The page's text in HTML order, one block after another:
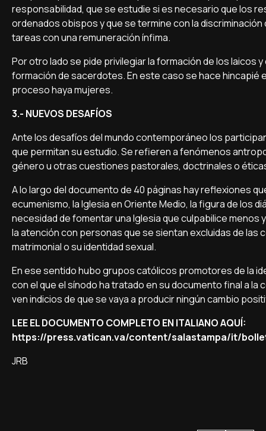
responsabilidad, que se estudie si es necesario que los
ordenados obispos y que se termine con la
tareas con una remuneración ínfima.
Por otro lado se pide privilegiar la formación de los laicos
formación de sacerdotes. En este caso se hace hincapié
proceso haya mujeres.
3.- NUEVOS DESAFÍOS
Ante los desafíos del mundo contemporáneo los
que permitan su estudio. Se refieren a fenómenos
género u otras cuestiones pastorales, doctrinales o
A lo largo del documento de 40 páginas hay reflexiones
ecumenismo, la Iglesia en Oriente Medio, la figura de los
necesidad de fomentar una Iglesia que culpabilice menos
la atención con personas que se sientan excluidas de las
matrimonial o su identidad sexual.
En ese sentido hubo grupos católicos promotores de la
con el que el sínodo ha tratado en su documento final a la
ven indicios de que se vaya a producir ningún cambio
LEE EL DOCUMENTO COMPLETO EN ITALIANO AQUÍ:
https://press.vatican.va/content/salastampa/it/
JRB